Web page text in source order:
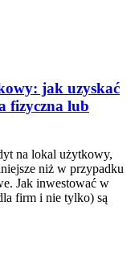
jak uzyskać
fizyczna lub
na lokal użytkowy,
niż w przypadku
Jak inwestować w
firm i nie tylko) są